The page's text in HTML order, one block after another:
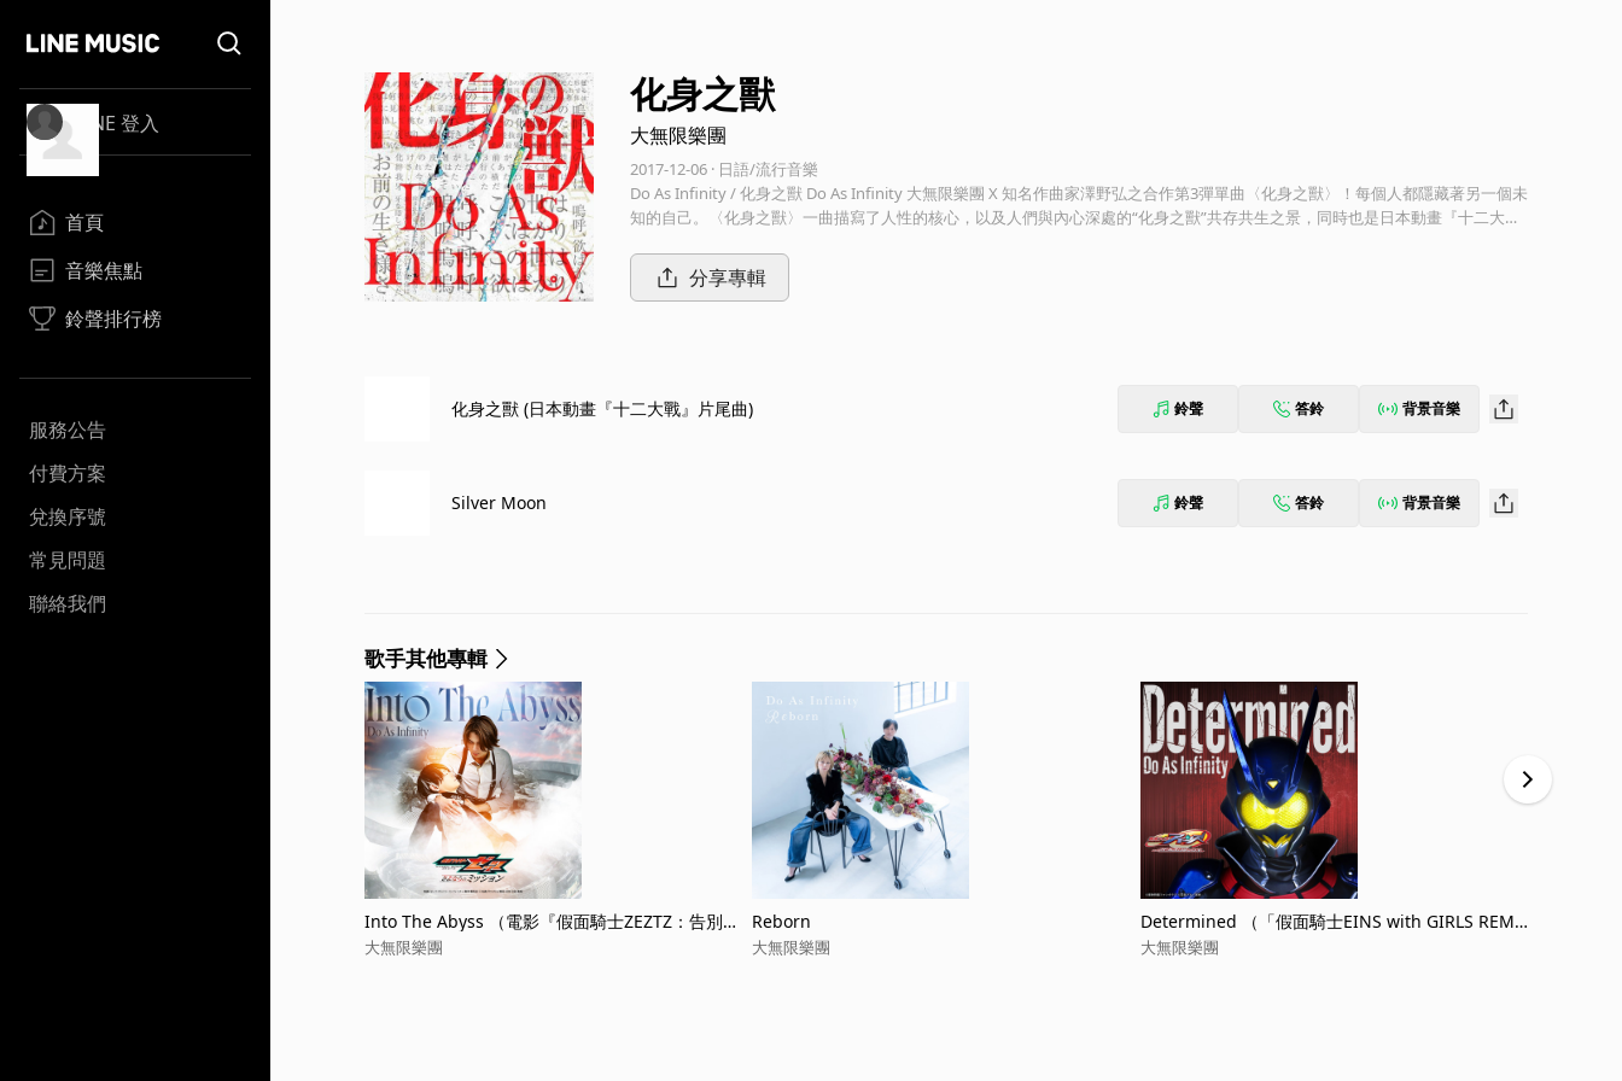
LINE 登入
首頁
音樂焦點
鈴聲排行榜
服務公告
付費方案
兌換序號
常見問題
聯絡我們
化身之獸
大無限樂團
2017-12-06 · 日語/流行音樂
Do As Infinity / 化身之獸 Do As Infinity 大無限樂團 X 知名作曲家澤野弘之合作第3彈單曲〈化身之獸〉！每個人都隱藏著另一個未
知的自己。〈化身之獸〉一曲描寫了人性的核心，以及人們與內心深處的“化身之獸”共存共生之景，同時也是日本動畫『十二大
分享專輯
化身之獸 (日本動畫『十二大戰』片尾曲) 鈴聲 答鈴 背景音樂
Silver Moon 鈴聲 答鈴 背景音樂
歌手其他專輯
Into The Abyss （電影『假面騎士ZEZTZ：告別的
任務』插曲）
大無限樂團
Reborn
大無限樂團
Determined （「假面騎士EINS with GIRLS REMI
X」插曲）
大無限樂團